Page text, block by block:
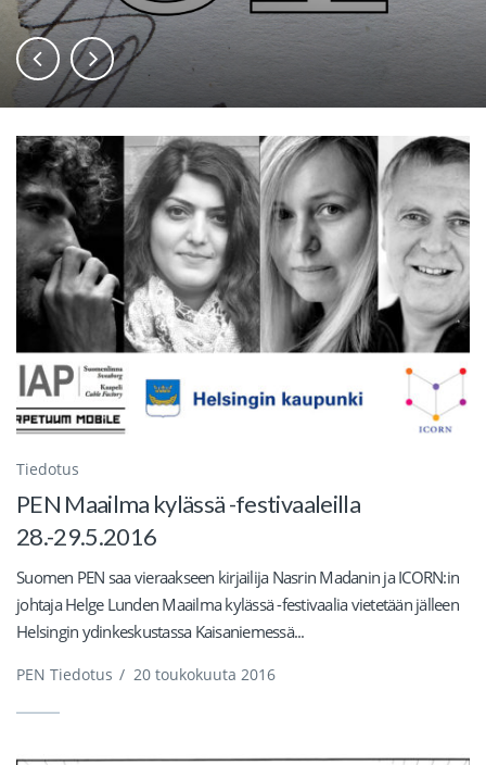
Tiedotus
PEN Maailma kylässä -festivaaleilla
28.-29.5.2016
Suomen PEN saa vieraakseen kirjailija Nasrin Madanin ja ICORN:in
johtaja Helge Lunden Maailma kylässä -festivaalia vietetään jälleen
Helsingin ydinkeskustassa Kaisaniemessä...
PEN Tiedotus / 20 toukokuuta 2016